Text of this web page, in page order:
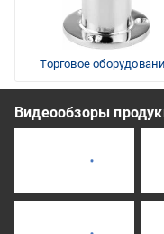
Торговое
Видеообзоры